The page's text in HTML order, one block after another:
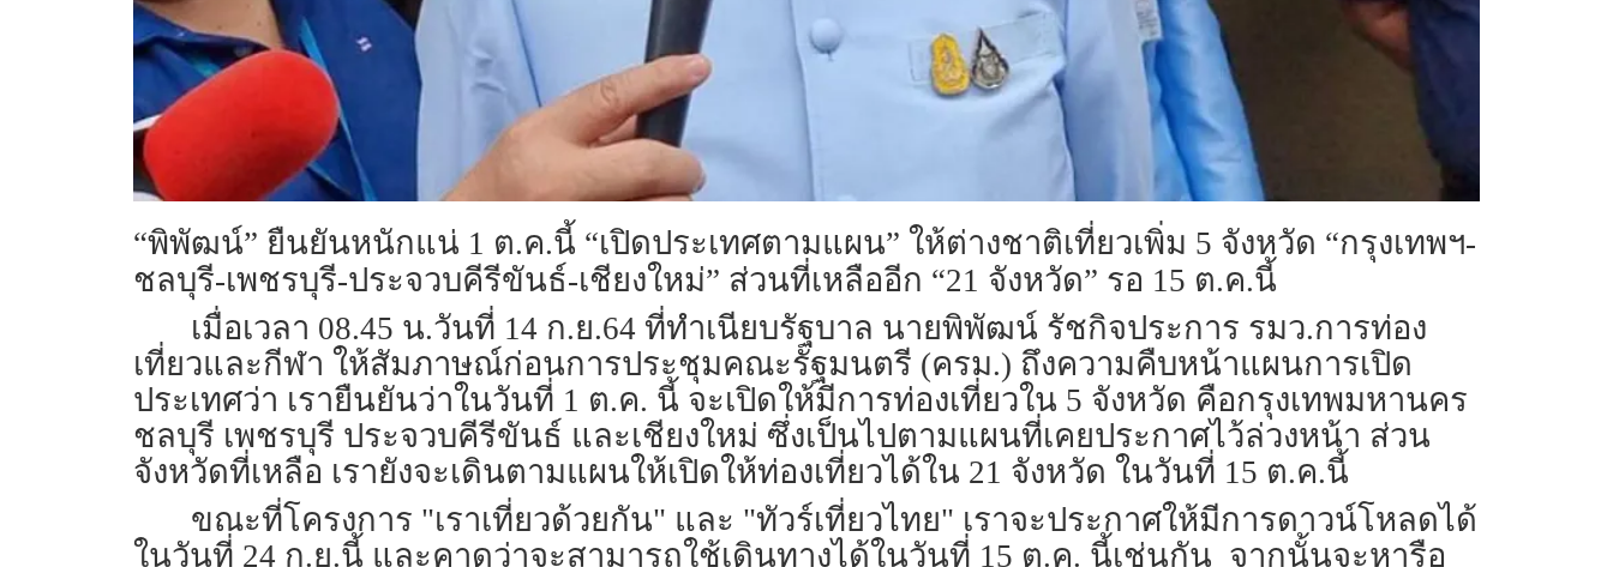
“พิพัฒน์” ยืนยันหนักแน่ 1 ต.ค.นี้ “เปิดประเทศตามแผน” ให้ต่างชาติเที่ยวเพิ่ม 5 จังหวัด “กรุงเทพฯ-
ชลบุรี-เพชรบุรี-ประจวบคีรีขันธ์-เชียงใหม่” ส่วนที่เหลืออีก “21 จังหวัด” รอ 15 ต.ค.นี้
เมื่อเวลา 08.45 น.วันที่ 14 ก.ย.64 ที่ทำเนียบรัฐบาล นายพิพัฒน์ รัชกิจประการ รมว.การท่อง
เที่ยวและกีฬา ให้สัมภาษณ์ก่อนการประชุมคณะรัฐมนตรี (ครม.) ถึงความคืบหน้าแผนการเปิด
ประเทศว่า เรายืนยันว่าในวันที่ 1 ต.ค. นี้ จะเปิดให้มีการท่องเที่ยวใน 5 จังหวัด คือกรุงเทพมหานคร
ชลบุรี เพชรบุรี ประจวบคีรีขันธ์ และเชียงใหม่ ซึ่งเป็นไปตามแผนที่เคยประกาศไว้ล่วงหน้า ส่วน
จังหวัดที่เหลือ เรายังจะเดินตามแผนให้เปิดให้ท่องเที่ยวได้ใน 21 จังหวัด ในวันที่ 15 ต.ค.นี้
ขณะที่โครงการ "เราเที่ยวด้วยกัน" และ "ทัวร์เที่ยวไทย" เราจะประกาศให้มีการดาวน์โหลดได้
ในวันที่ 24 ก.ย.นี้ และคาดว่าจะสามารถใช้เดินทางได้ในวันที่ 15 ต.ค. นี้เช่นกัน จากนั้นจะหารือ